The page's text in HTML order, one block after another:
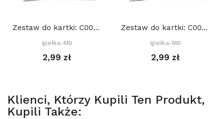
Zestaw do kartki: C005 S10e, Baza 15x15 cm: Różowa
Igiełka-MB
2,99 zł
Zestaw do kartki: C002 S10b, Baza 15x15 cm: Żółta
Igiełka-MB
2,99 zł
Klienci, Którzy Kupili Ten Produkt,
Kupili Także: